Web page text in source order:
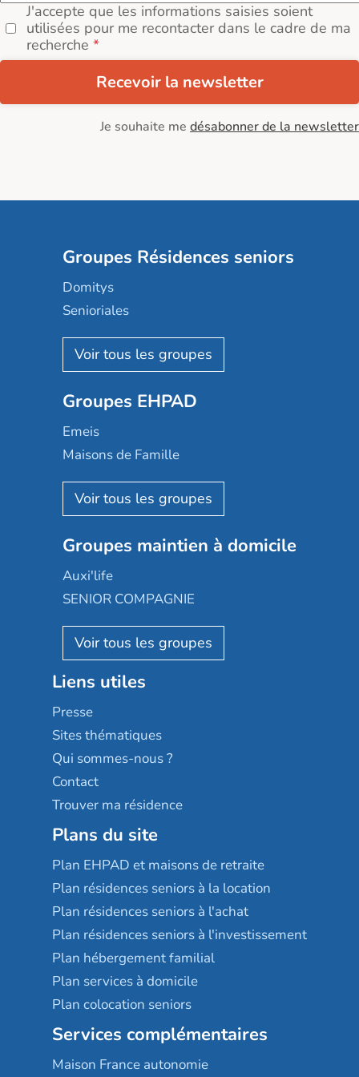
J'accepte que les informations saisies soient
utilisées pour me recontacter dans le cadre de ma
recherche
Recevoir la newsletter
Je souhaite me désabonner de la newsletter
Groupes Résidences seniors
Domitys
Senioriales
Nohée
Les Résidentiels
Mobicap
Domusvi
Happy Senior
Aquarelia
Nexity edenea
Les jardins d'Arcadie
Occitalia
Appartseniors
Reseda
Stella management
Les villages d'or
Sérénys
Résidences services Villa Médicis
Groupes EHPAD
Emeis
Maisons de Famille
Korian
Emera
Groupe SOS
Le Noble Âge
Almage
Résidalya
Groupe aplus
Groupes maintien à domicile
Auxi'life
SENIOR COMPAGNIE
AGE D'OR Services
Liens utiles
Presse
Sites thématiques
Qui sommes-nous ?
Contact
Trouver ma résidence
Plans du site
Plan EHPAD et maisons de retraite
Plan résidences seniors à la location
Plan résidences seniors à l'achat
Plan résidences seniors à l'investissement
Plan hébergement familial
Plan services à domicile
Plan colocation seniors
Services complémentaires
Maison France autonomie